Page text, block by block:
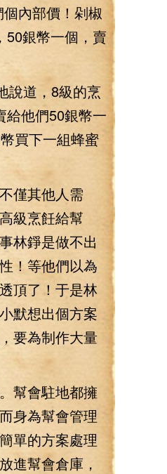
內部價！剁椒
50銀幣一個，賣
說道，8級的烹
給他們50銀幣一
買下一組蜂蜜
僅其他人需
級烹飪給幫
林錚是做不出
！等他們以為
頂了！于是林
默想出個方案
要為制作大量
幫會駐地都擁
身為幫會管理
單的方案處理
進幫會倉庫，